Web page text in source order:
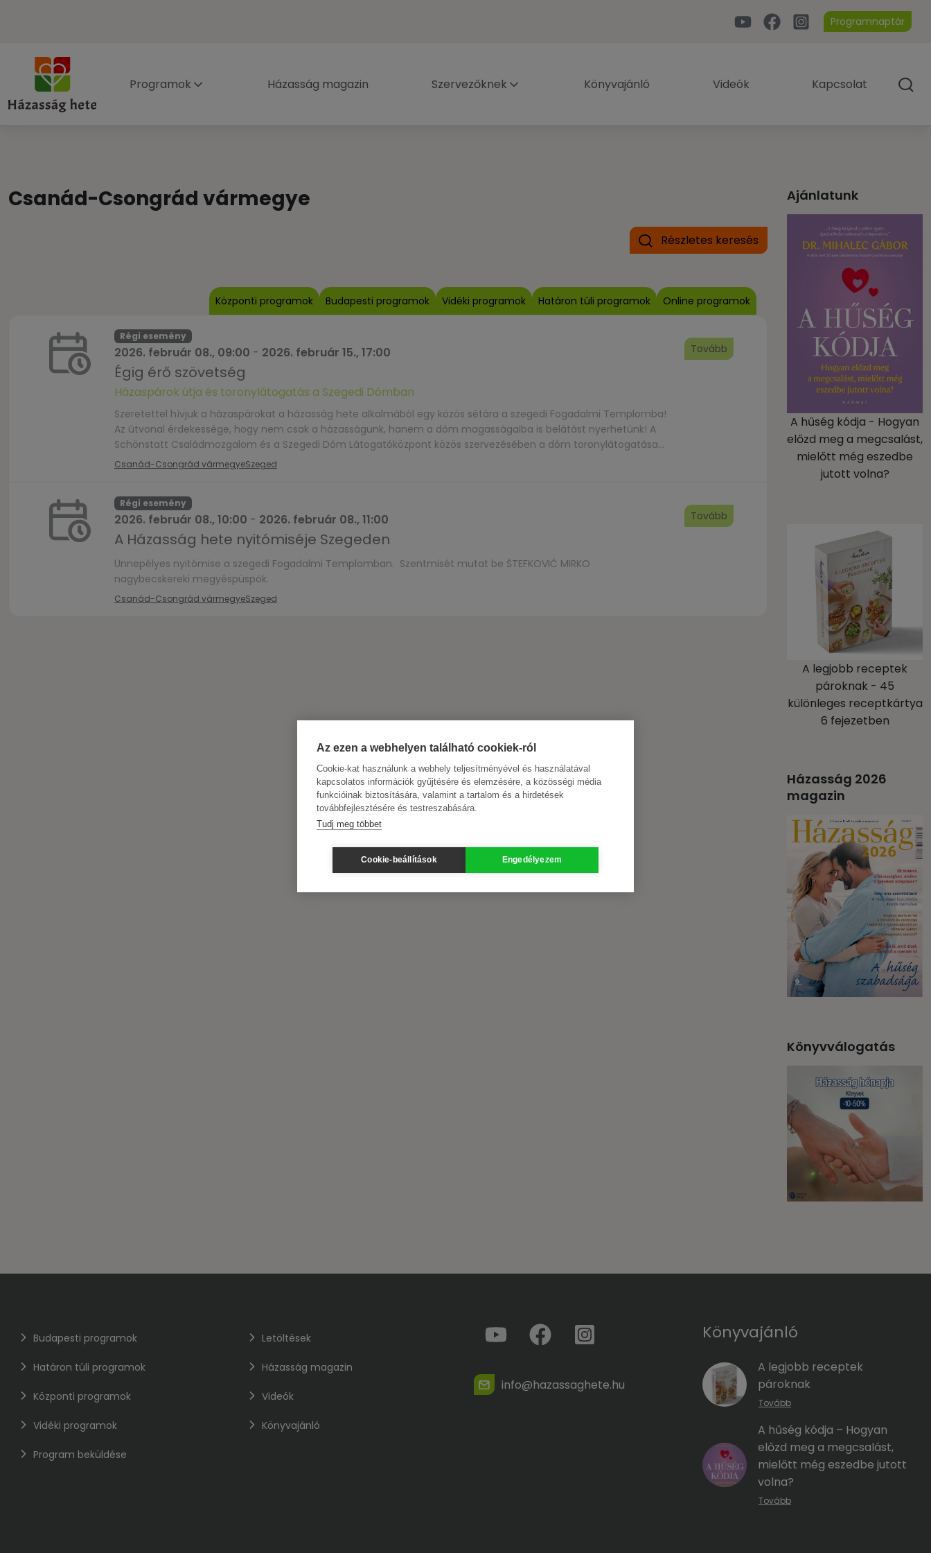
Programnaptár
Programok Házasság magazin Szervezőknek Könyvajánló Videók Kapcsolat
Csanád-Csongrád vármegye
Részletes keresés
Központi programok Budapesti programok Vidéki programok Határon túli programok Online programok
Régi esemény
2026. február 08., 09:00 - 2026. február 15., 17:00
Égig érő szövetség
Házaspárok útja és toronylátogatás a Szegedi Dómban
Szeretettel hívjuk a házaspárokat a házasság hete alkalmából egy közös sétára a szegedi Fogadalmi Templomba!
Az útvonal érdekessége, hogy nem csak a házasságunk, hanem a dóm magasságaiba is belátást nyerhetünk! A
Schönstatt Családmozgalom és a Szegedi Dóm Látogatóközpont közös szervezésében a dóm toronylátogatása
közben tudják a házaspárok végig járni a 15 állomásból álló Házaspárok útját. […]
Csanád-Csongrád vármegyeSzeged
Tovább
Régi esemény
2026. február 08., 10:00 - 2026. február 08., 11:00
A Házasság hete nyitómiséje Szegeden
Ünnepélyes nyitómise a szegedi Fogadalmi Templomban. Szentmisét mutat be ŠTEFKOVIĆ MIRKO
nagybecskereki megyéspüspök.
Csanád-Csongrád vármegyeSzeged
Tovább
Ajánlatunk
A hűség kódja - Hogyan
előzd meg a megcsalást,
mielőtt még eszedbe
jutott volna?
A legjobb receptek
pároknak - 45
különleges receptkártya
6 fejezetben
Házasság 2026
magazin
Könyvválogatás
Budapesti programok
Határon túli programok
Központi programok
Vidéki programok
Program beküldése
Letöltések
Házasság magazin
Videók
Könyvajánló
info@hazassaghete.hu
Könyvajánló
A legjobb receptek
pároknak
Tovább
A hűség kódja – Hogyan
előzd meg a megcsalást,
mielőtt még eszedbe jutott
volna?
Tovább
Az ezen a webhelyen található cookiek-ról
Cookie-kat használunk a webhely teljesítményével és használatával
kapcsolatos információk gyűjtésére és elemzésére, a közösségi média
funkcióinak biztosítására, valamint a tartalom és a hirdetések
továbbfejlesztésére és testreszabására.
Tudj meg többet
Cookie-beállítások Engedélyezem